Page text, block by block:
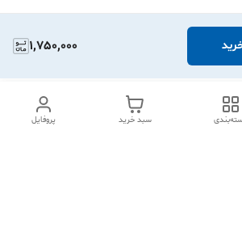
1,750,000
پروفایل سبد خرید